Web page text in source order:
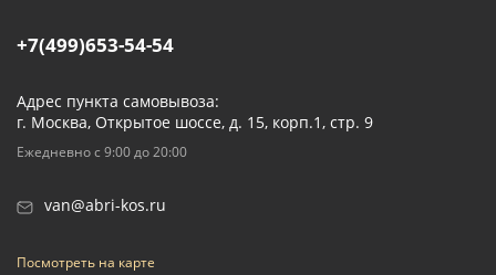
+7(499)653-54-54
Адрес пункта самовывоза:
г. Москва, Открытое шоссе, д. 15, корп.1, стр. 9
Ежедневно с 9:00 до 20:00
van@abri-kos.ru
Посмотреть на карте